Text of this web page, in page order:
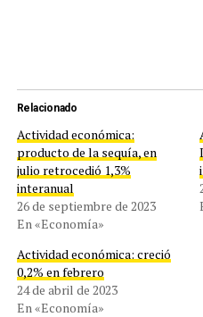
Relacionado
Actividad económica:
producto de la sequía, en
julio retrocedió 1,3%
interanual
26 de septiembre de 2023
En «Economía»
Actividad económica: creció
0,2% en febrero
24 de abril de 2023
En «Economía»